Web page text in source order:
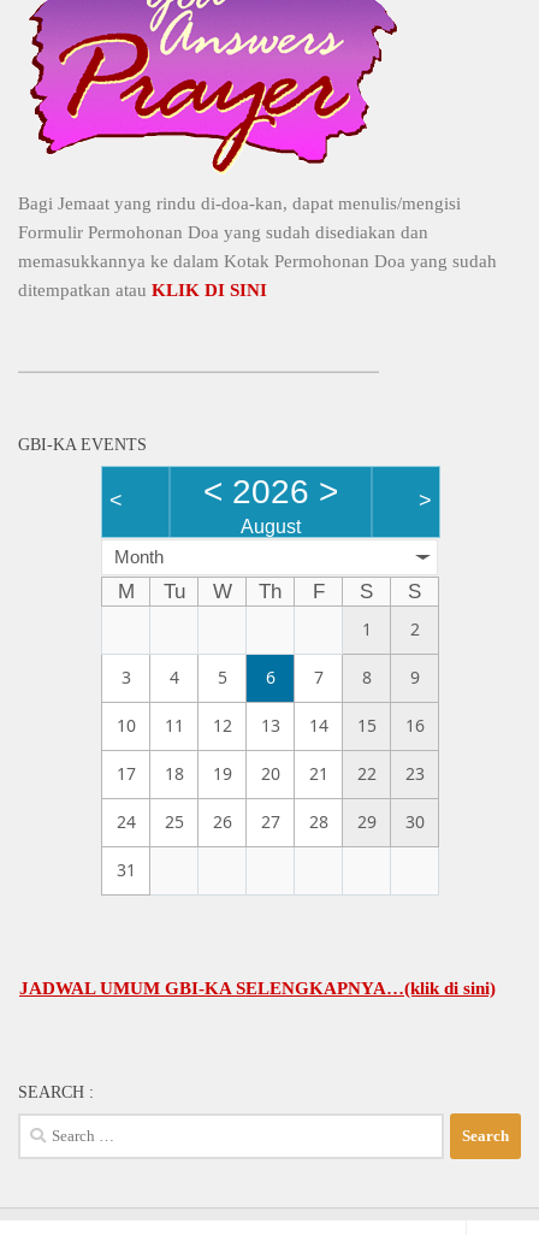
Bagi Jemaat yang rindu di-doa-kan, dapat menulis/mengisi
Formulir Permohonan Doa yang sudah disediakan dan
memasukkannya ke dalam Kotak Permohonan Doa yang sudah
ditempatkan atau KLIK DI SINI
GBI-KA EVENTS
< < 2026 >
August
>
Month
M Tu W Th F S
S
1
2
3 4 5 6 7 8 9
10 11 12 13 14 15 16
17 18 19 20 21 22 23
24 25 26 27 28 29 30
31
UMUM GBI-KA SELENGKAPNYA…(klik di sini)
SEARCH :
Search
for: